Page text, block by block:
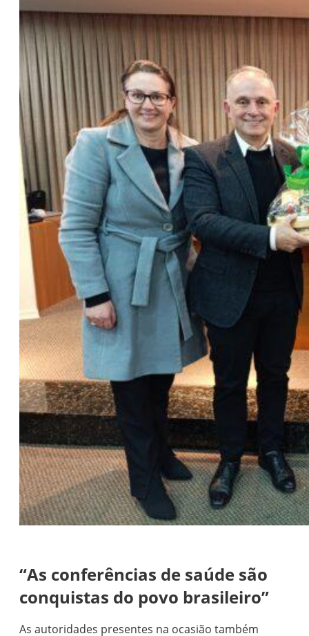
“As conferências de saúde são
conquistas do povo brasileiro”
As autoridades presentes na ocasião também